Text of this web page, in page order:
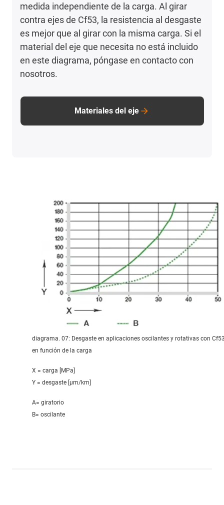
medida independiente de la carga. Al girar
contra ejes de Cf53, la resistencia al desgaste
es mejor que al girar con la misma carga. Si el
material del eje que necesita no está incluido
en este diagrama, póngase en contacto con
nosotros.
Materiales del eje
diagrama. 07: Desgaste en aplicaciones oscilantes y rotativas con
en función de la carga
X = carga [MPa]
Y = desgaste [μm/km]
A= giratorio
B= oscilante